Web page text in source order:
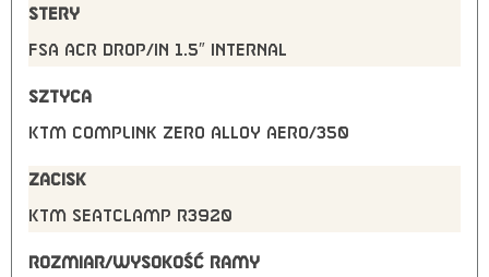
STERY
FSA ACR drop/in 1.5″ internal
SZTYCA
KTM COMPLink zero Alloy aero/350
ZACISK
KTM seatclamp R3920
ROZMIAR/WYSOKOŚĆ RAMY